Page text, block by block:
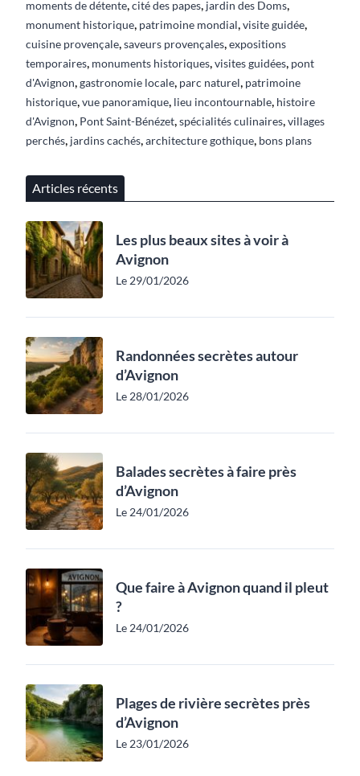
moments de détente,cité des papes, jardin des Doms,
monument historique, patrimoine mondial,visite guidée,
cuisine provençale,saveurs provençales,expositions
temporaires, monuments historiques,visites guidées, pont
d'Avignon,gastronomie locale, parc naturel, patrimoine
historique,vue panoramique, lieu incontournable, histoire
d'Avignon, Pont Saint-Bénézet,spécialités culinaires,villages
perchés, jardins cachés,architecture gothique, bons plans
Articles récents
Les plus beaux sites à voir à
Avignon
Le 29/01/2026
Randonnées secrètes autour
d’Avignon
Le 28/01/2026
Balades secrètes à faire près
d’Avignon
Le 24/01/2026
Que faire à Avignon quand il pleut
?
Le 24/01/2026
Plages de rivière secrètes près
d’Avignon
Le 23/01/2026